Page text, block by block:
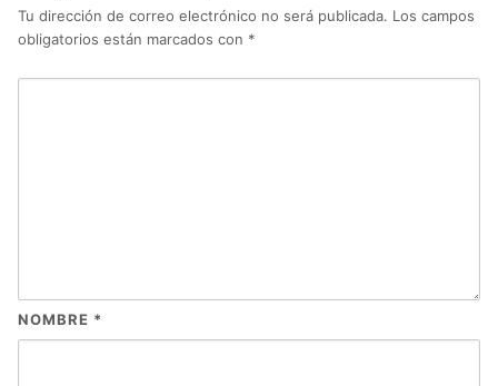
Tu dirección de correo electrónico no será publicada. Los campos
obligatorios están marcados con *
NOMBRE *